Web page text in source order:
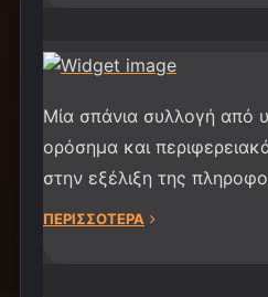
Μία σπάνια συλλογή από
ορόσημα και
στην εξέλιξη της
ΠΕΡΙΣΣΟΤΕΡΑ